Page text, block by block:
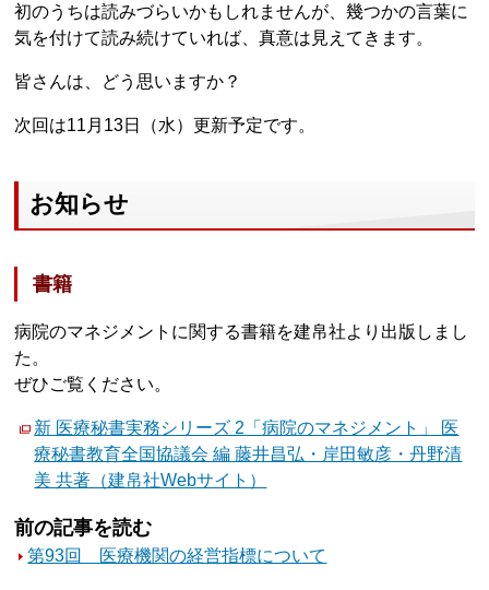
初のうちは読みづらいかもしれませんが、幾つかの言葉に
気を付けて読み続けていれば、真意は見えてきます。
皆さんは、どう思いますか？
次回は11月13日（水）更新予定です。
お知らせ
書籍
病院のマネジメントに関する書籍を建帛社より出版しまし
た。
ぜひご覧ください。
新 医療秘書実務シリーズ 2「病院のマネジメント」 医
療秘書教育全国協議会 編 藤井昌弘・岸田敏彦・丹野清
美 共著（建帛社Webサイト）
前の記事を読む
第93回 医療機関の経営指標について